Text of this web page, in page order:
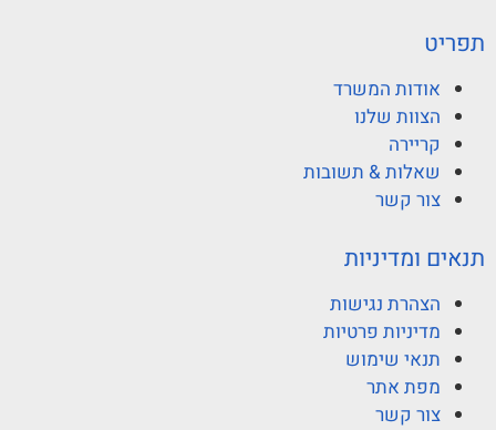
תפריט
אודות המשרד
הצוות שלנו
קריירה
שאלות & תשובות
צור קשר
תנאים ומדיניות
הצהרת נגישות
מדיניות פרטיות
תנאי שימוש
מפת אתר
צור קשר